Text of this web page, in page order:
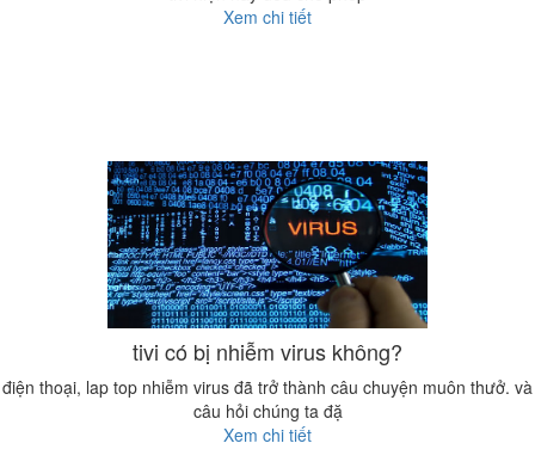
Xem chi tiết
tivi có bị nhiễm virus không?
điện thoại, lap top nhiễm virus đã trở thành câu chuyện muôn thưở. và
câu hỏi chúng ta đặ
Xem chi tiết